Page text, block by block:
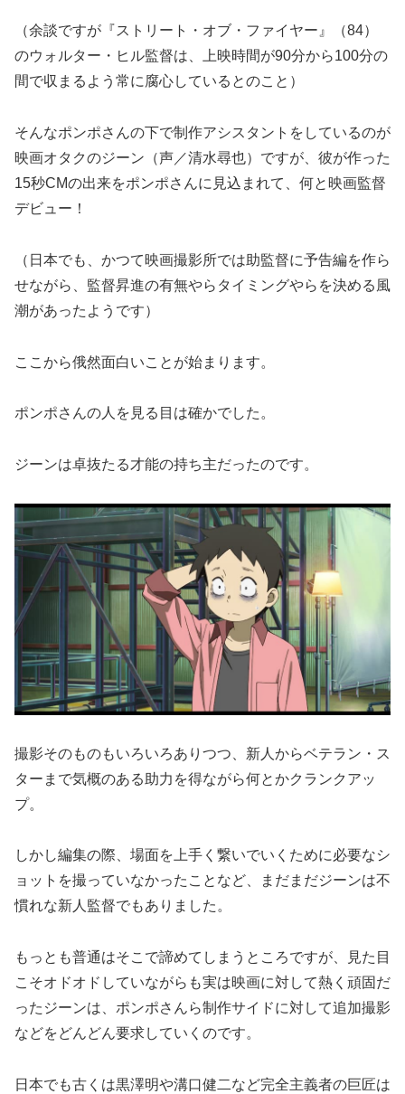
（余談ですが『ストリート・オブ・ファイヤー』（84）
のウォルター・ヒル監督は、上映時間が90分から100分の
間で収まるよう常に腐心しているとのこと）
そんなポンポさんの下で制作アシスタントをしているのが
映画オタクのジーン（声／清水尋也）ですが、彼が作った
15秒CMの出来をポンポさんに見込まれて、何と映画監督
デビュー！
（日本でも、かつて映画撮影所では助監督に予告編を作ら
せながら、監督昇進の有無やらタイミングやらを決める風
潮があったようです）
ここから俄然面白いことが始まります。
ポンポさんの人を見る目は確かでした。
ジーンは卓抜たる才能の持ち主だったのです。
撮影そのものもいろいろありつつ、新人からベテラン・ス
ターまで気概のある助力を得ながら何とかクランクアッ
プ。
しかし編集の際、場面を上手く繋いでいくために必要なシ
ョットを撮っていなかったことなど、まだまだジーンは不
慣れな新人監督でもありました。
もっとも普通はそこで諦めてしまうところですが、見た目
こそオドオドしていながらも実は映画に対して熱く頑固だ
ったジーンは、ポンポさんら制作サイドに対して追加撮影
などをどんどん要求していくのです。
日本でも古くは黒澤明や溝口健二など完全主義者の巨匠は